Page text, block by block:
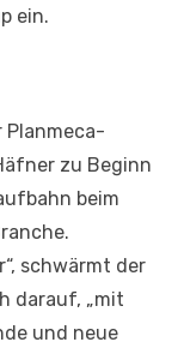
ein.
Planmeca-
zu Beginn
beim
schwärmt der
darauf, „mit
und neue